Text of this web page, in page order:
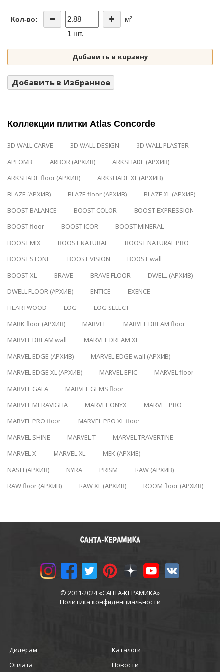
Кол-во:
м²
1 шт.
Добавить в корзину
Добавить в Избранное
Коллекции плитки Atlas Concorde
3D WALL CARVE 3D WALL DESIGN
3D WALL PLASTER
APLOMB
ARBOR (АРХИВ)
ARKSHADE (АРХИВ)
ARKSHADE floor (АРХИВ)
ARKSHADE XL (АРХИВ)
BLAZE (АРХИВ)
BLAZE floor (АРХИВ)
BLAZE XL (АРХИВ)
BOOST BALANCE
BOOST COLOR
BOOST EXPRESSION
BOOST floor
BOOST ICOR
BOOST MINERAL
BOOST MIX
BOOST NATURAL
BOOST NATURAL PRO
BOOST STONE
BOOST VISION
BOOST wall
BOOST XL
BRAVE BRAVE FLOOR
DWELL (АРХИВ)
DWELL FLOOR (АРХИВ)
ENTICE
EXENCE
HEARTWOOD
LOG
LOG SELECT
MARK floor (АРХИВ)
MARVEL
MARVEL DREAM floor
MARVEL DREAM wall
MARVEL DREAM XL
MARVEL EDGE (АРХИВ)
MARVEL EDGE wall (АРХИВ)
MARVEL EDGE XL (АРХИВ)
MARVEL EPIC
MARVEL floor
MARVEL GALA
MARVEL GEMS floor
MARVEL MERAVIGLIA
MARVEL ONYX
MARVEL PRO
MARVEL PRO floor
MARVEL PRO XL floor
MARVEL SHINE
MARVEL T
MARVEL TRAVERTINE
MARVEL X
MARVEL XL
MEK (АРХИВ)
NASH (АРХИВ)
NYRA PRISM
RAW (АРХИВ)
RAW floor (АРХИВ)
RAW XL (АРХИВ) ROOM floor (АРХИВ)
© 2011-2024 «САНТА-КЕРАМИКА»
Политика конфиденциальности
Дилерам
Каталоги
Оплата
Новости